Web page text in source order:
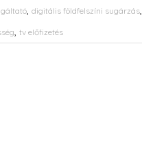
, digitális földfelszíni sugárzás,
, tv előfizetés